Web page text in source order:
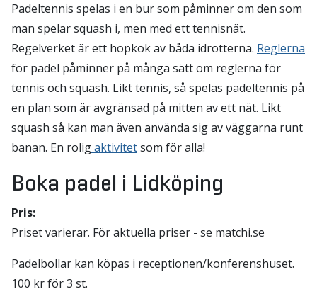
Padeltennis spelas i en bur som påminner om den som
man spelar squash i, men med ett tennisnät.
Regelverket är ett hopkok av båda idrotterna. Reglerna
för padel påminner på många sätt om reglerna för
tennis och squash. Likt tennis, så spelas padeltennis på
en plan som är avgränsad på mitten av ett nät. Likt
squash så kan man även använda sig av väggarna runt
banan. En roligaktivitetsom för alla!
Boka padel i Lidköping
Pris:
Priset varierar. För aktuella priser - se matchi.se
Padelbollar kan köpas i receptionen/konferenshuset.
100 kr för 3 st.